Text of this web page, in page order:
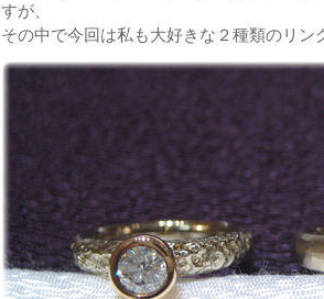
すが、
その中で今回は私も大好きな２種類のリン